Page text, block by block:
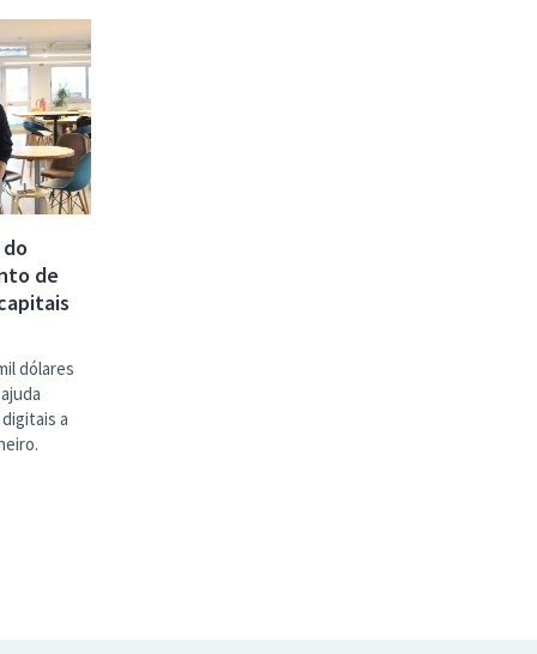
de
dólares
a